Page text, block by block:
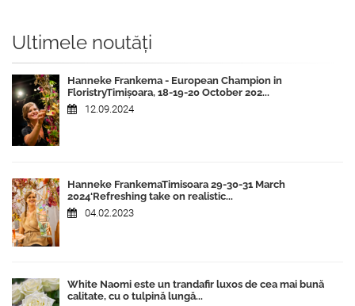
Ultimele noutăți
Hanneke Frankema - European Champion in
FloristryTimișoara, 18-19-20 October 202...
12.09.2024
Hanneke FrankemaTimisoara 29-30-31 March
2024‘Refreshing take on realistic...
04.02.2023
White Naomi este un trandafir luxos de cea mai bună
calitate, cu o tulpină lungă...